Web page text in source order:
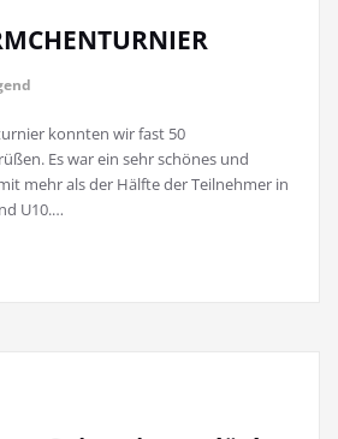
konnten wir fast 50
Es war ein sehr schönes und
mehr als der Hälfte der Teilnehmer in
U10.…